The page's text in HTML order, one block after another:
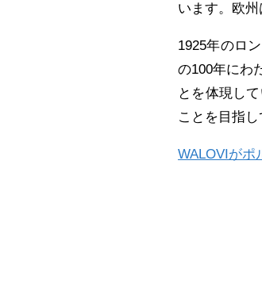
います。欧
1925年のロ
の100年にわ
とを体現し
ことを目指し
WALOVIがポ